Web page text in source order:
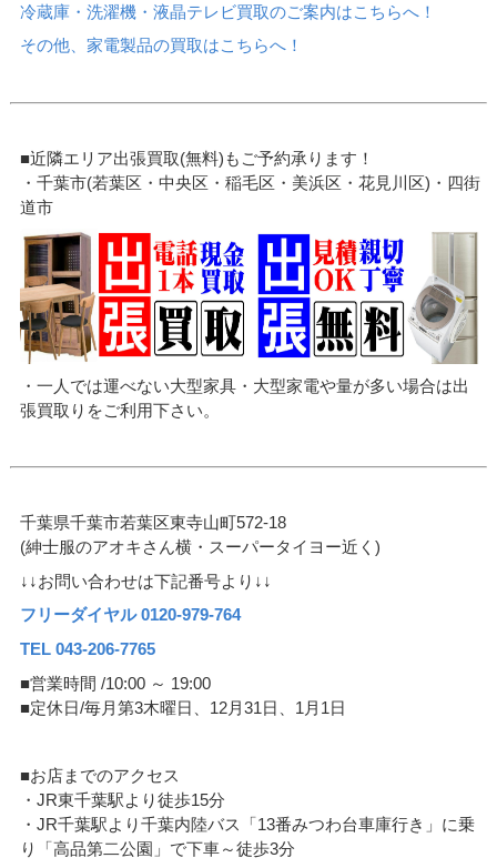
冷蔵庫・洗濯機・液晶テレビ買取のご案内はこちらへ！
その他、家電製品の買取はこちらへ！
■近隣エリア出張買取(無料)もご予約承ります！
・千葉市(若葉区・中央区・稲毛区・美浜区・花見川区)・四街
道市
・一人では運べない大型家具・大型家電や量が多い場合は出
張買取りをご利用下さい。
千葉県千葉市若葉区東寺山町572-18
(紳士服のアオキさん横・スーパータイヨー近く)
↓↓お問い合わせは下記番号より↓↓
フリーダイヤル 0120-979-764
TEL 043-206-7765
■営業時間 /10:00 ～ 19:00
■定休日/毎月第3木曜日、12月31日、1月1日
■お店までのアクセス
・JR東千葉駅より徒歩15分
・JR千葉駅より千葉内陸バス「13番みつわ台車庫行き」に乗
り「高品第二公園」で下車～徒歩3分